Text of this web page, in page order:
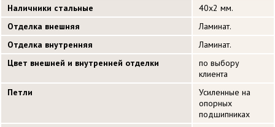
Наличники стальные
40х2 мм.
Отделка внешняя
Ламинат.
Отделка внутренняя
Ламинат.
Цвет внешней и внутренней отделки
по выбору
клиента
Петли
Усиленные на
опорных
подшипниках